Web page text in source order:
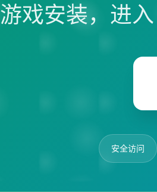
游戏安装，进
安全访问